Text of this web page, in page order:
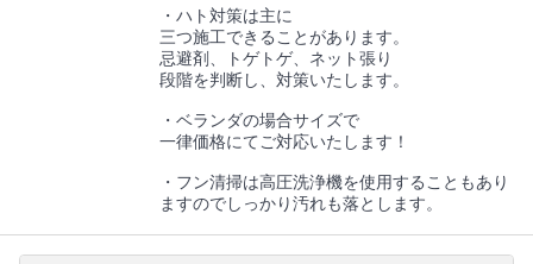
・ハト対策は主に
三つ施工できることがあります。
忌避剤、トゲトゲ、ネット張り
段階を判断し、対策いたします。
・ベランダの場合サイズで
一律価格にてご対応いたします！
・フン清掃は高圧洗浄機を使用することもあり
ますのでしっかり汚れも落とします。